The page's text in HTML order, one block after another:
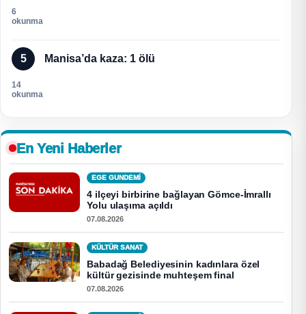
6
okunma
5 Manisa’da kaza: 1 ölü
14
okunma
En Yeni Haberler
EGE GUNDEMİ
4 ilçeyi birbirine bağlayan Gömce-İmrallı
Yolu ulaşıma açıldı
07.08.2026
KÜLTÜR SANAT
Babadağ Belediyesinin kadınlara özel
kültür gezisinde muhteşem final
07.08.2026